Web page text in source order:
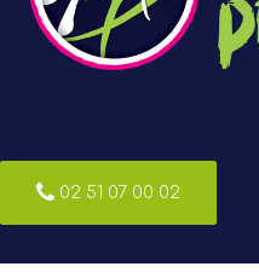
02 51 07 00 02